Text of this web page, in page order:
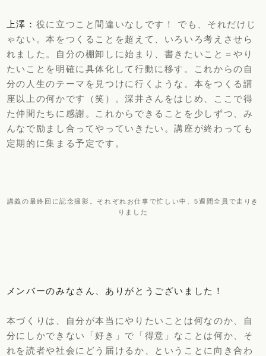
上澤： 役に立つこと間違いなしです！ でも、それだけじ
ゃない。本をつくることを超えて、いろいろ考えさせら
れました。自分の棚卸しに始まり、書きたいこと＝やり
たいことを明確に具体化して行動に移す。これからの自
分の人生のテーマを見つけに行くような。本をつくる講
座以上の何かです（笑）。深井さんをはじめ、ここで得
た仲間たちに感謝。これからできることを少しずつ、み
んなで励まし合ってやっていきたい。講座が終わっても
定期的に集まる予定です。
講義の最終回に記念撮影。それぞれお仕事で忙しい中、5週間全員で走りき
りました
メンバーのみなさん、ありがとうございました！
本づくりは、自分が本当にやりたいことは何なのか、自
分にしかできない「好き」で「得意」なことは何か、そ
れを読者や社会にどう届けるか、ということに向き合わ